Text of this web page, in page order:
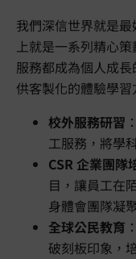
我們深信世界就是
上就是一系列精心
服務都成為個人成
供客製化的體驗學習
校外服務研習
工服務，將學
CSR 企業團隊
目，讓員工在
身體會團隊凝
全球公民教育
破刻板印象，